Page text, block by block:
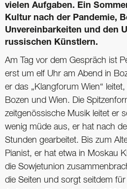
vielen Aufgaben. Ein
Kultur nach der Pandemie,
Unvereinbarkeiten und den
russischen Künstlern.
Am Tag vor dem Gespräch ist
erst um elf Uhr am Abend in
er das „Klangforum Wien“
Bozen und Wien. Die
zeitgenössische Musik leitet er
wenig müde aus, er hat nach
Stunden gearbeitet. Bis zum
Pianist, er hat etwa in Moskau
die Sowjetunion
die Seiten und sorgt seitdem für